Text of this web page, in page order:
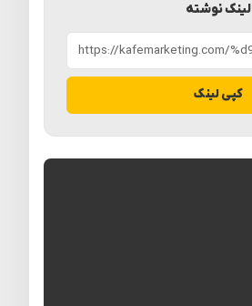
لینک نوشته
کپی لینک